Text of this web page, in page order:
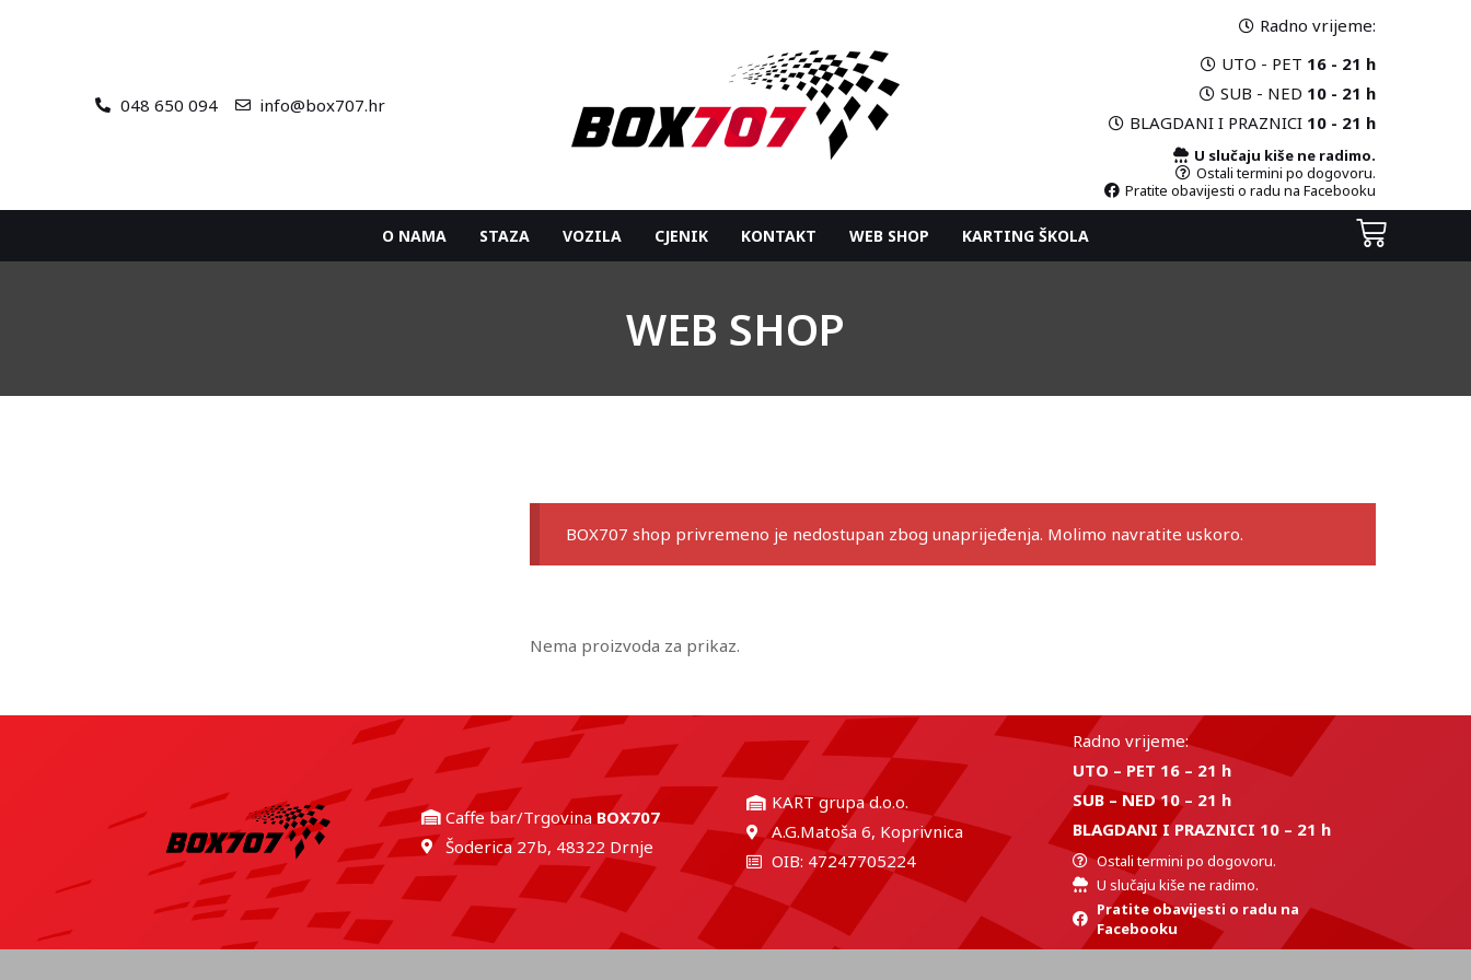
048 650 094 info@box707.hr
Radno vrijeme:
UTO - PET 16 - 21 h
SUB - NED 10 - 21 h
BLAGDANI I PRAZNICI 10 - 21 h
U slučaju kiše ne radimo.
Ostali termini po dogovoru.
Pratite obavijesti o radu na Facebooku
O NAMA STAZA VOZILA CJENIK KONTAKT WEB SHOP KARTING ŠKOLA
WEB SHOP
BOX707 shop privremeno je nedostupan zbog unaprijeđenja. Molimo navratite uskoro.
Nema proizvoda za prikaz.
Caffe bar/Trgovina BOX707
Šoderica 27b, 48322 Drnje
KART grupa d.o.o.
A.G.Matoša 6, Koprivnica
OIB: 47247705224
Radno vrijeme:
UTO – PET 16 – 21 h
SUB – NED 10 – 21 h
BLAGDANI I PRAZNICI 10 – 21 h
Ostali termini po dogovoru.
U slučaju kiše ne radimo.
Pratite obavijesti o radu na
Facebooku